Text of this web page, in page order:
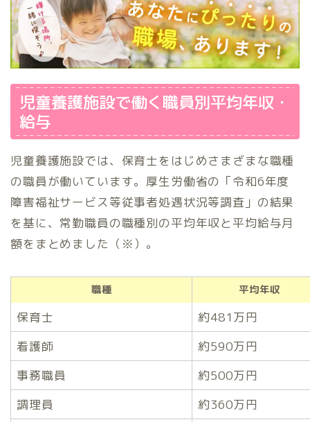
児童養護施設で働く職員別平均年収・
給与
児童養護施設では、保育士をはじめさまざまな職種
の職員が働いています。厚生労働省の「令和6年度
障害福祉サービス等従事者処遇状況等調査」の結果
を基に、常勤職員の職種別の平均年収と平均給与月
額をまとめました（※）。
職種 平均年収
保育士
約481万円
看護師
約590万円
事務職員
約500万円
調理員
約360万円